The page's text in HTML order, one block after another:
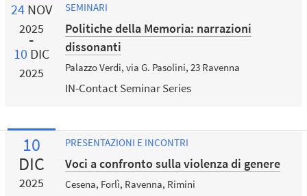
24 NOV
2025
10 DIC
2025
SEMINARI
Politiche della Memoria: narrazioni
dissonanti
Palazzo Verdi, via G. Pasolini, 23 Ravenna
IN-Contact Seminar Series
10
DIC
2025
PRESENTAZIONI E INCONTRI
Voci a confronto sulla violenza di genere
Cesena, Forlì, Ravenna, Rimini